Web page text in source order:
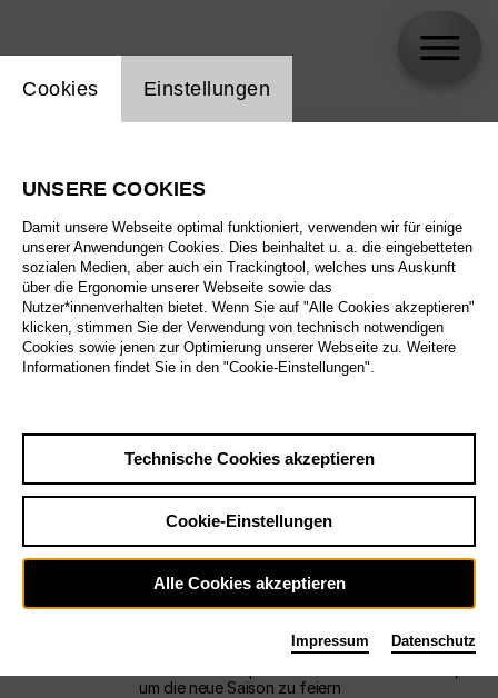
Alle Sparten
Alle Spielstätten
Alle Merkmale
Sa29.8.
Großes Haus
12:00 Eröffnungswochenende
um die neue Saison zu feiern
Einstellung Website Cookie
Cookies Einstellungen
UNSERE COOKIES
Damit unsere Webseite optimal funktioniert, verwenden wir für einige
unserer Anwendungen Cookies. Dies beinhaltet u. a. die eingebetteten
sozialen Medien, aber auch ein Trackingtool, welches uns Auskunft
über die Ergonomie unserer Webseite sowie das
Nutzer*innenverhalten bietet. Wenn Sie auf "Alle Cookies akzeptieren"
klicken, stimmen Sie der Verwendung von technisch notwendigen
Cookies sowie jenen zur Optimierung unserer Webseite zu. Weitere
Informationen findet Sie in den "Cookie-Einstellungen".
Technische Cookies akzeptieren
Cookie-Einstellungen
Alle Cookies akzeptieren
Impressum Datenschutz